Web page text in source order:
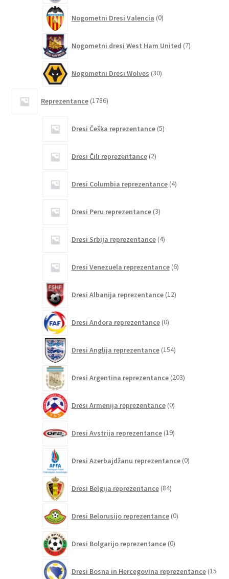
Nogometni Dresi Valencia 0izdelkov
Nogometni dresi West Ham United 7izdelkov
Nogometni Dresi Wolves 30izdelkov
Reprezentance 1786izdelkov
Dresi Češka reprezentance 5izdelkov
Dresi Čili reprezentance 2izdelka
Dresi Columbia reprezentance 4izdelki
Dresi Peru reprezentance 3izdelki
Dresi Srbija reprezentance 4izdelki
Dresi Venezuela reprezentance 6izdelkov
Dresi Albanija reprezentance 12izdelkov
Dresi Andora reprezentance 0izdelkov
Dresi Anglija reprezentance 154izdelkov
Dresi Argentina reprezentance 203izdelki
Dresi Armenija reprezentance 0izdelkov
Dresi Avstrija reprezentance 19izdelkov
Dresi Azerbajdžanu reprezentance 0izdelkov
Dresi Belgija reprezentance 84izdelkov
Dresi Belorusijo reprezentance 0izdelkov
Dresi Bolgarijo reprezentance 0izdelkov
Dresi Bosna in Hercegovina reprezentance 15